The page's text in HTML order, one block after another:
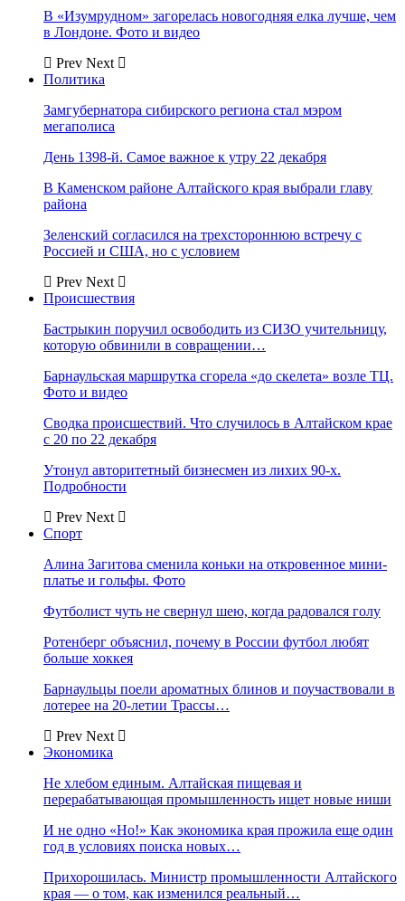
В «Изумрудном» загорелась новогодняя елка лучше, чем
в Лондоне. Фото и видео
Prev Next
Политика
Замгубернатора сибирского региона стал мэром
мегаполиса
День 1398-й. Самое важное к утру 22 декабря
В Каменском районе Алтайского края выбрали главу
района
Зеленский согласился на трехстороннюю встречу с
Россией и США, но с условием
Prev Next
Происшествия
Бастрыкин поручил освободить из СИЗО учительницу,
которую обвинили в совращении…
Барнаульская маршрутка сгорела «до скелета» возле ТЦ.
Фото и видео
Сводка происшествий. Что случилось в Алтайском крае
с 20 по 22 декабря
Утонул авторитетный бизнесмен из лихих 90-х.
Подробности
Prev Next
Спорт
Алина Загитова сменила коньки на откровенное мини-
платье и гольфы. Фото
Футболист чуть не свернул шею, когда радовался голу
Ротенберг объяснил, почему в России футбол любят
больше хоккея
Барнаульцы поели ароматных блинов и поучаствовали в
лотерее на 20-летии Трассы…
Prev Next
Экономика
Не хлебом единым. Алтайская пищевая и
перерабатывающая промышленность ищет новые ниши
И не одно «Но!» Как экономика края прожила еще один
год в условиях поиска новых…
Прихорошилась. Министр промышленности Алтайского
края — о том, как изменился реальный…